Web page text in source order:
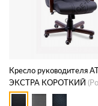
Кресло руководителя
ЭКСТРА КОРОТКИЙ